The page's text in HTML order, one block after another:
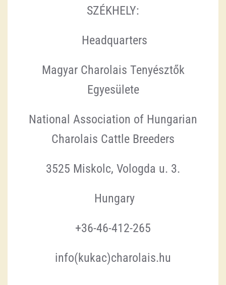
SZÉKHELY:
Headquarters
Magyar Charolais Tenyésztők
Egyesülete
National Association of Hungarian
Charolais Cattle Breeders
3525 Miskolc, Vologda u. 3.
Hungary
+36-46-412-265
info(kukac)charolais.hu